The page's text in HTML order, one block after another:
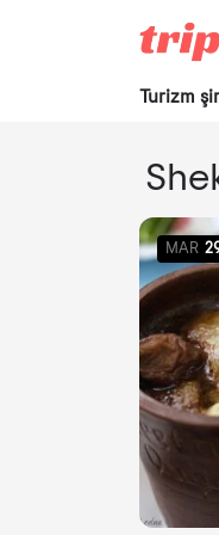
Turizm
MAR